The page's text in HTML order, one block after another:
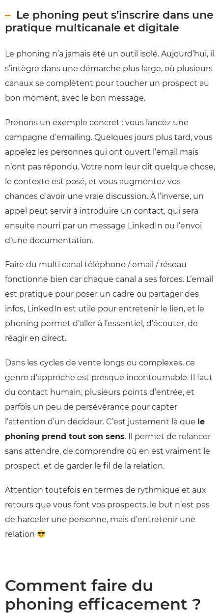
Le phoning peut s’inscrire dans une
pratique multicanale et digitale
Le phoning n’a jamais été un outil isolé. Aujourd’hui, il
s’intègre dans une démarche plus large, où plusieurs
canaux se complètent pour toucher un prospect au
bon moment, avec le bon message.
Prenons un exemple concret : vous lancez une
campagne d’emailing. Quelques jours plus tard, vous
appelez les personnes qui ont ouvert l’email mais
n’ont pas répondu. Votre nom leur dit quelque chose,
le contexte est posé, et vous augmentez vos
chances d’avoir une vraie discussion. À l’inverse, un
appel peut servir à introduire un contact, qui sera
ensuite nourri par un message LinkedIn ou l’envoi
d’une documentation.
Faire du multi canal téléphone / email / réseau
fonctionne bien car chaque canal a ses forces. L’email
est pratique pour poser un cadre ou partager des
infos, LinkedIn est utile pour entretenir le lien, et le
phoning permet d’aller à l’essentiel, d’écouter, de
réagir en direct.
Dans les cycles de vente longs ou complexes, ce
genre d’approche est presque incontournable. Il faut
du contact humain, plusieurs points d’entrée, et
parfois un peu de persévérance pour capter
l’attention d’un décideur. C’est justement là que le
phoning prend tout son sens. Il permet de relancer
sans attendre, de comprendre où en est vraiment le
prospect, et de garder le fil de la relation.
Attention toutefois en termes de rythmique et aux
retours que vous font vos prospects, le but n’est pas
de harceler une personne, mais d’entretenir une
relation
Comment faire du
phoning efficacement ?